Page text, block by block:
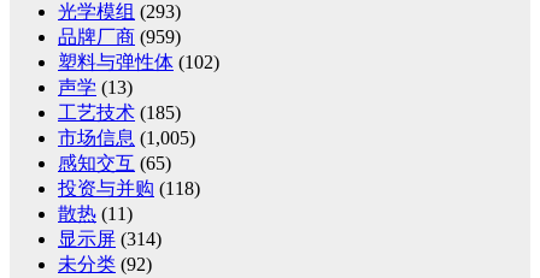
光学模组 (293)
品牌厂商 (959)
塑料与弹性体 (102)
声学 (13)
工艺技术 (185)
市场信息 (1,005)
感知交互 (65)
投资与并购 (118)
散热 (11)
显示屏 (314)
未分类 (92)